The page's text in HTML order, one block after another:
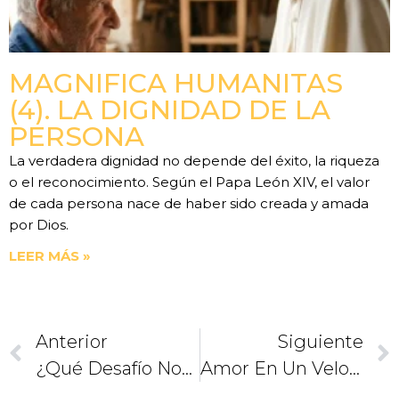
MAGNIFICA HUMANITAS
(4). LA DIGNIDAD DE LA
PERSONA
La verdadera dignidad no depende del éxito, la riqueza
o el reconocimiento. Según el Papa León XIV, el valor
de cada persona nace de haber sido creada y amada
por Dios.
LEER MÁS »
Anterior
¿Qué Desafío Nos Deja La Visita Del Papa A México?
Siguiente
Amor En Un Velorio